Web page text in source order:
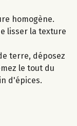
homogène.
lisser la texture
terre, déposez
le tout du
d'épices.